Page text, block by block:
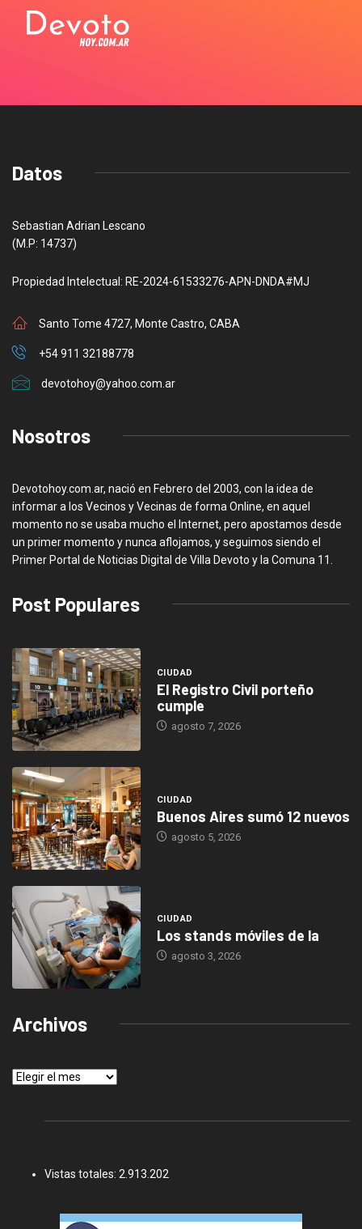
Datos
Sebastian Adrian Lescano
(M.P: 14737)
Propiedad Intelectual: RE-2024-61533276-APN-DNDA#MJ
Santo Tome 4727, Monte Castro, CABA
+54 911 32188778
devotohoy@yahoo.com.ar
Nosotros
Devotohoy.com.ar, nació en Febrero del 2003, con la idea de
informar a los Vecinos y Vecinas de forma Online, en aquel
momento no se usaba mucho el Internet, pero apostamos desde
un primer momento y nunca aflojamos, y seguimos siendo el
Primer Portal de Noticias Digital de Villa Devoto y la Comuna 11.
Post Populares
CIUDAD
El Registro Civil porteño
cumple
agosto 7, 2026
CIUDAD
Buenos Aires sumó 12 nuevos
agosto 5, 2026
CIUDAD
Los stands móviles de la
agosto 3, 2026
Archivos
Archivos
Vistas totales: 2.913.202